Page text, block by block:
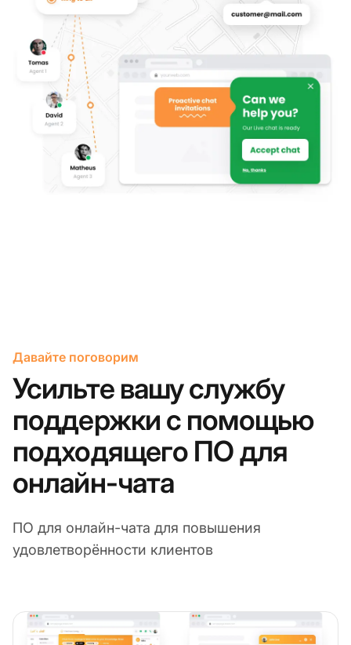
Давайте поговорим
Усильте вашу службу
поддержки с помощью
подходящего ПО для
онлайн-чата
ПО для онлайн-чата для повышения
удовлетворённости клиентов